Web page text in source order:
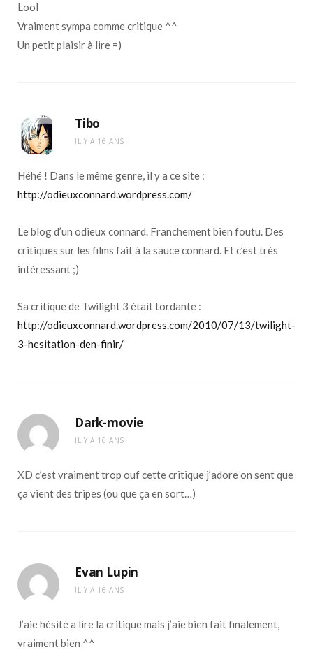
Lool
Vraiment sympa comme critique ^^
Un petit plaisir à lire =)
Tibo
IL Y A 16 ANS
Héhé ! Dans le même genre, il y a ce site :
http://odieuxconnard.wordpress.com/
Le blog d’un odieux connard. Franchement bien foutu. Des
critiques sur les films fait à la sauce connard. Et c’est très
intéressant ;)
Sa critique de Twilight 3 était tordante :
http://odieuxconnard.wordpress.com/2010/07/13/twilight-
3-hesitation-den-finir/
Dark-movie
IL Y A 16 ANS
XD c’est vraiment trop ouf cette critique j’adore on sent que
ça vient des tripes (ou que ça en sort…)
Evan Lupin
IL Y A 16 ANS
J’aie hésité a lire la critique mais j’aie bien fait finalement,
vraiment bien ^^